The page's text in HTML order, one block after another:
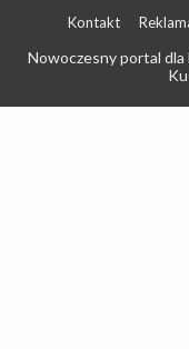
Kontakt
Nowoczesny portal